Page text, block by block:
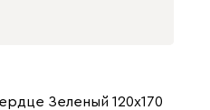
Зеленый 120x170